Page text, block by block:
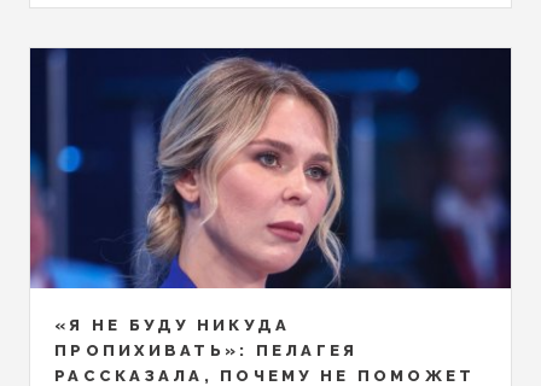
«Я НЕ БУДУ НИКУДА
ПРОПИХИВАТЬ»: ПЕЛАГЕЯ
РАССКАЗАЛА, ПОЧЕМУ НЕ ПОМОЖЕТ